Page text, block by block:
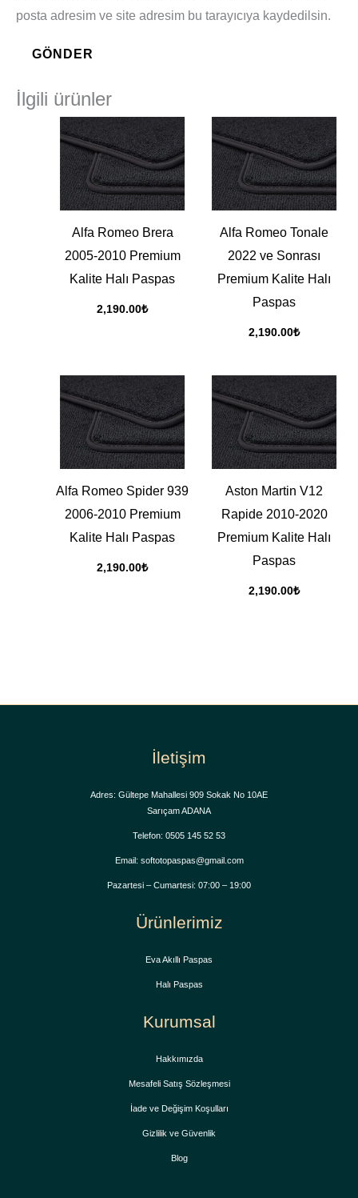
posta adresim ve site adresim bu tarayıcıya kaydedilsin.
İlgili ürünler
Alfa Romeo Brera
2005-2010 Premium
Kalite Halı Paspas
2,190.00₺
Alfa Romeo Tonale
2022 ve Sonrası
Premium Kalite Halı
Paspas
2,190.00₺
Alfa Romeo Spider 939
2006-2010 Premium
Kalite Halı Paspas
2,190.00₺
Aston Martin V12
Rapide 2010-2020
Premium Kalite Halı
Paspas
2,190.00₺
İletişim
Adres: Gültepe Mahallesi 909 Sokak No 10AE
Sarıçam ADANA
Telefon: 0505 145 52 53
Email: softotopaspas@gmail.com
Pazartesi – Cumartesi: 07:00 – 19:00
Ürünlerimiz
Eva Akıllı Paspas
Halı Paspas
Kurumsal
Hakkımızda
Mesafeli Satış Sözleşmesi
İade ve Değişim Koşulları
Gizlilik ve Güvenlik
Blog